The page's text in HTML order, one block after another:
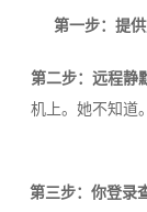
第一步：提
第二步：远程静
机上。她不知道
第三步：你登录